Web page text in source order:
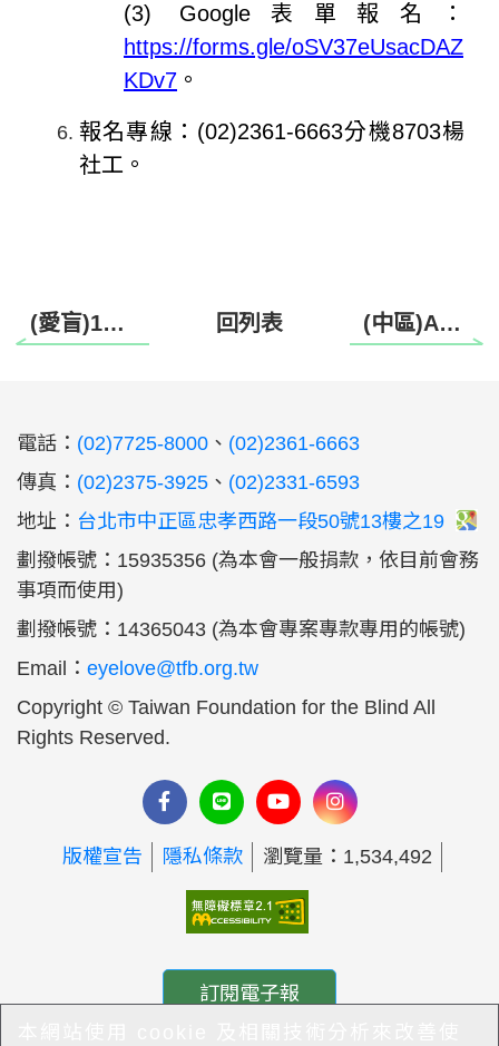
(3) Google表單報名：
https://forms.gle/oSV37eUsacDAZ
KDv7 。
報名專線： (02)2361-6663分機8703楊
社工。
(愛盲)114年視障者碩博士升學獎學金錄取名單 回列表 (中區)Android手機進階班-語音操作常用小技巧
電話： (02)7725-8000 、 (02)2361-6663
傳真： (02)2375-3925 、 (02)2331-6593
地址： 台北市中正區忠孝西路一段50號13樓之19
劃撥帳號：15935356 (為本會一般捐款，依目前會務
事項而使用)
劃撥帳號：14365043 (為本會專案專款專用的帳號)
Email： eyelove@tfb.org.tw
Copyright © Taiwan Foundation for the Blind All
Rights Reserved.
版權宣告 隱私條款 瀏覽量：1,534,492
訂閱電子報